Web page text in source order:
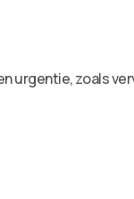
urgentie, zoals